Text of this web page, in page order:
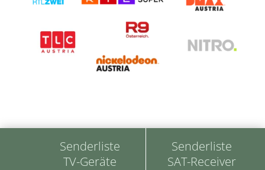
Senderliste
TV-Geräte
Senderliste
SAT-Receiver